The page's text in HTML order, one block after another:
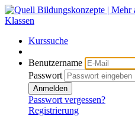
Kurssuche
Benutzername
Passwort
Anmelden
Passwort vergessen?
Registrierung